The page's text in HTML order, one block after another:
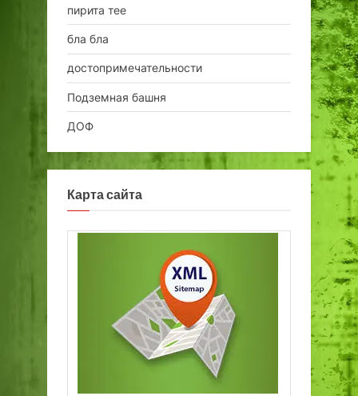
пирита тее
бла бла
достопримечательности
Подземная башня
ДОФ
Карта сайта